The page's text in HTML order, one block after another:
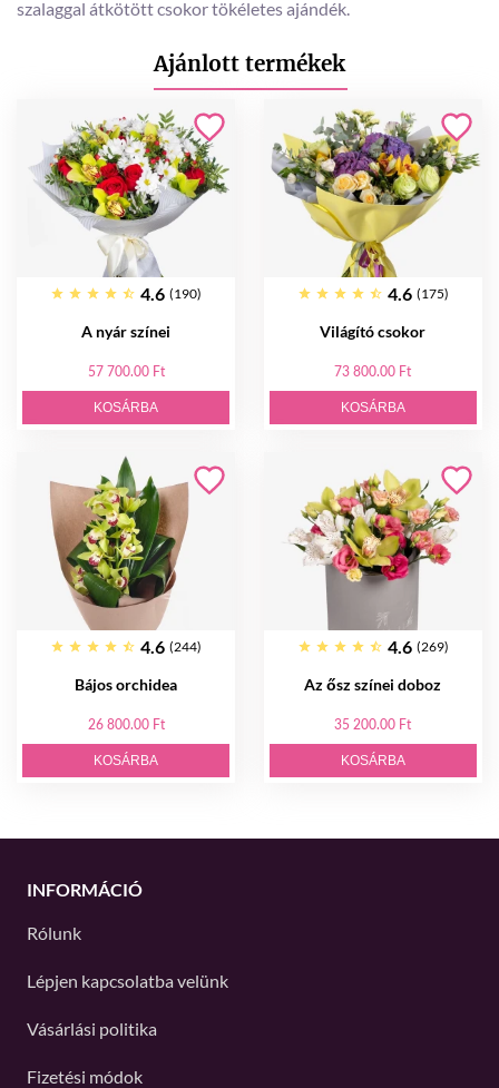
szalaggal átkötött csokor tökéletes ajándék.
Ajánlott termékek
4.6 (190)
A nyár színei
57 700.00 Ft
KOSÁRBA
4.6 (175)
Világító csokor
73 800.00 Ft
KOSÁRBA
4.6 (244)
Bájos orchidea
26 800.00 Ft
KOSÁRBA
4.6 (269)
Az ősz színei doboz
35 200.00 Ft
KOSÁRBA
INFORMÁCIÓ
Rólunk
Lépjen kapcsolatba velünk
Vásárlási politika
Fizetési módok